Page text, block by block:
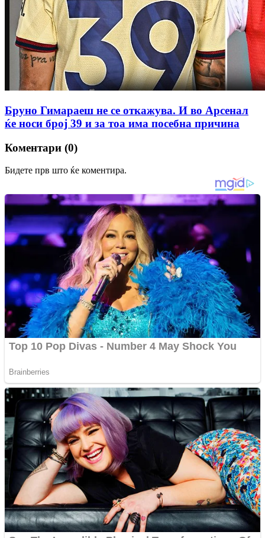
Бруно Гимараеш не се откажува. И во Арсенал
ќе носи број 39 и за тоа има посебна причина
Коментари (0)
Бидете прв што ќе коментира.